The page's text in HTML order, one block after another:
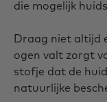
die mogelijk
Draag niet altijd
ogen valt zorgt
stofje dat de
natuurlijke